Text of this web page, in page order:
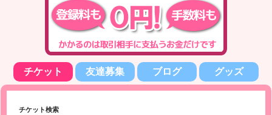
チケット 友達募集 ブログ グッズ
チケット検索